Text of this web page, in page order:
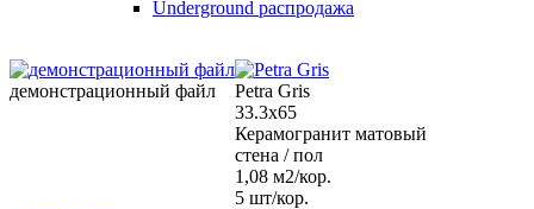
Underground распродажа
демонстрационный файл
Petra Gris
33.3x65
Керамогранит матовый
стена / пол
1,08 м2/кор.
5 шт/кор.